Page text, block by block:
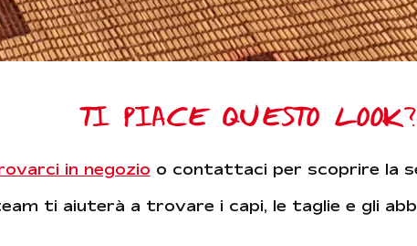
TI PIACE QUESTO LOOK?
in negozio o contattaci per scoprire la
ti aiuterà a trovare i capi, le taglie e gli